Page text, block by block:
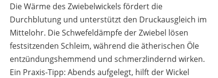
Die Wärme des Zwiebelwickels fördert die
Durchblutung und unterstützt den Druckausgleich im
Mittelohr. Die Schwefeldämpfe der Zwiebel lösen
festsitzenden Schleim, während die ätherischen Öle
entzündungshemmend und schmerzlindernd wirken.
Ein Praxis-Tipp: Abends aufgelegt, hilft der Wickel